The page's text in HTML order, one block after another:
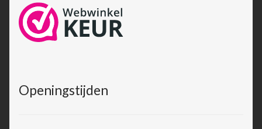
Openingstijden